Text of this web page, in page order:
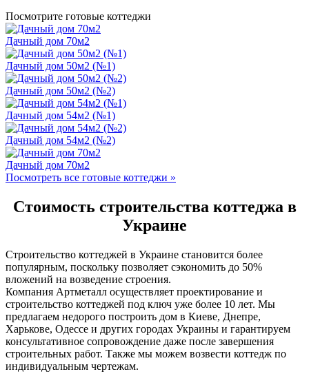
Посмотрите готовые коттеджи
Дачный дом 70м2
Дачный дом 50м2 (№1)
Дачный дом 50м2 (№2)
Дачный дом 54м2 (№1)
Дачный дом 54м2 (№2)
Дачный дом 70м2
Посмотреть все готовые коттеджи »
Стоимость строительства коттеджа в
Украине
Строительство коттеджей в Украине становится более
популярным, поскольку позволяет сэкономить до 50%
вложений на возведение строения.
Компания Артметалл осуществляет проектирование и
строительство коттеджей под ключ уже более 10 лет. Мы
предлагаем недорого построить дом в Киеве, Днепре,
Харькове, Одессе и других городах Украины и гарантируем
консультативное сопровождение даже после завершения
строительных работ. Также мы можем возвести коттедж по
индивидуальным чертежам.